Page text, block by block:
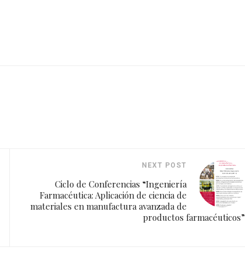
NEXT POST
Ciclo de Conferencias “Ingeniería
Farmacéutica: Aplicación de ciencia de
materiales en manufactura avanzada de
productos farmacéuticos”